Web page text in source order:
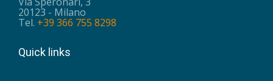
20123 - Milano
Tel. +39 366 755 8298
Quick links